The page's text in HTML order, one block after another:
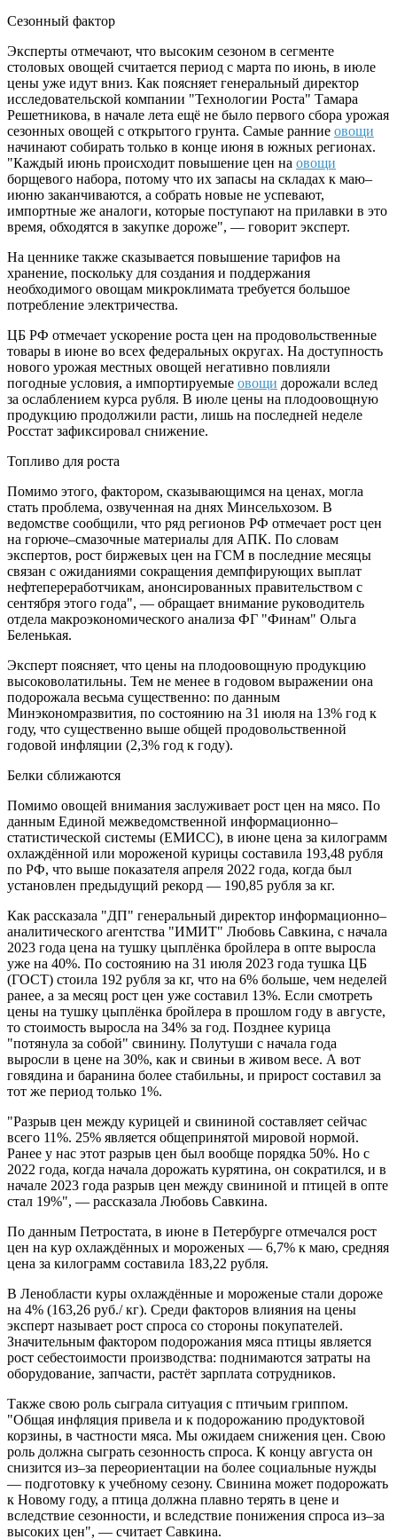
Сезонный фактор
Эксперты отмечают, что высоким сезоном в сегменте
столовых овощей считается период с марта по июнь, в июле
цены уже идут вниз. Как поясняет генеральный директор
исследовательской компании "Технологии Роста" Тамара
Решетникова, в начале лета ещё не было первого сбора урожая
сезонных овощей с открытого грунта. Самые ранние овощи
начинают собирать только в конце июня в южных регионах.
"Каждый июнь происходит повышение цен на овощи
борщевого набора, потому что их запасы на складах к маю–
июню заканчиваются, а собрать новые не успевают,
импортные же аналоги, которые поступают на прилавки в это
время, обходятся в закупке дороже", — говорит эксперт.
На ценнике также сказывается повышение тарифов на
хранение, поскольку для создания и поддержания
необходимого овощам микроклимата требуется большое
потребление электричества.
ЦБ РФ отмечает ускорение роста цен на продовольственные
товары в июне во всех федеральных округах. На доступность
нового урожая местных овощей негативно повлияли
погодные условия, а импортируемые овощи дорожали вслед
за ослаблением курса рубля. В июле цены на плодоовощную
продукцию продолжили расти, лишь на последней неделе
Росстат зафиксировал снижение.
Топливо для роста
Помимо этого, фактором, сказывающимся на ценах, могла
стать проблема, озвученная на днях Минсельхозом. В
ведомстве сообщили, что ряд регионов РФ отмечает рост цен
на горюче–смазочные материалы для АПК. По словам
экспертов, рост биржевых цен на ГСМ в последние месяцы
связан с ожиданиями сокращения демпфирующих выплат
нефтепереработчикам, анонсированных правительством с
сентября этого года", — обращает внимание руководитель
отдела макроэкономического анализа ФГ "Финам" Ольга
Беленькая.
Эксперт поясняет, что цены на плодоовощную продукцию
высоковолатильны. Тем не менее в годовом выражении она
подорожала весьма существенно: по данным
Минэкономразвития, по состоянию на 31 июля на 13% год к
году, что существенно выше общей продовольственной
годовой инфляции (2,3% год к году).
Белки сближаются
Помимо овощей внимания заслуживает рост цен на мясо. По
данным Единой межведомственной информационно–
статистической системы (ЕМИСС), в июне цена за килограмм
охлаждённой или мороженой курицы составила 193,48 рубля
по РФ, что выше показателя апреля 2022 года, когда был
установлен предыдущий рекорд — 190,85 рубля за кг.
Как рассказала "ДП" генеральный директор информационно–
аналитического агентства "ИМИТ" Любовь Савкина, с начала
2023 года цена на тушку цыплёнка бройлера в опте выросла
уже на 40%. По состоянию на 31 июля 2023 года тушка ЦБ
(ГОСТ) стоила 192 рубля за кг, что на 6% больше, чем неделей
ранее, а за месяц рост цен уже составил 13%. Если смотреть
цены на тушку цыплёнка бройлера в прошлом году в августе,
то стоимость выросла на 34% за год. Позднее курица
"потянула за собой" свинину. Полутуши с начала года
выросли в цене на 30%, как и свиньи в живом весе. А вот
говядина и баранина более стабильны, и прирост составил за
тот же период только 1%.
"Разрыв цен между курицей и свининой составляет сейчас
всего 11%. 25% является общепринятой мировой нормой.
Ранее у нас этот разрыв цен был вообще порядка 50%. Но с
2022 года, когда начала дорожать курятина, он сократился, и в
начале 2023 года разрыв цен между свининой и птицей в опте
стал 19%", — рассказала Любовь Савкина.
По данным Петростата, в июне в Петербурге отмечался рост
цен на кур охлаждённых и мороженых — 6,7% к маю, средняя
цена за килограмм составила 183,22 рубля.
В Ленобласти куры охлаждённые и мороженые стали дороже
на 4% (163,26 руб./ кг). Среди факторов влияния на цены
эксперт называет рост спроса со стороны покупателей.
Значительным фактором подорожания мяса птицы является
рост себестоимости производства: поднимаются затраты на
оборудование, запчасти, растёт зарплата сотрудников.
Также свою роль сыграла ситуация с птичьим гриппом.
"Общая инфляция привела и к подорожанию продуктовой
корзины, в частности мяса. Мы ожидаем снижения цен. Свою
роль должна сыграть сезонность спроса. К концу августа он
снизится из–за переориентации на более социальные нужды
— подготовку к учебному сезону. Свинина может подорожать
к Новому году, а птица должна плавно терять в цене и
вследствие сезонности, и вследствие понижения спроса из–за
высоких цен", — считает Савкина.